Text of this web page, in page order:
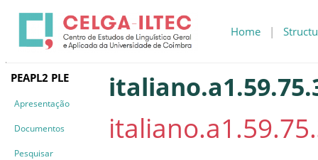
Home |
PEAPL2 PLE
Apresentação
Documentos
Pesquisar